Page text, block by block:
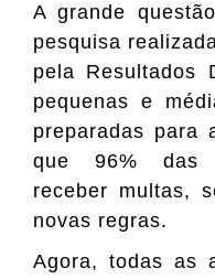
A grande
pesquisa
pela Resultados
pequenas e
preparadas para
que 96% das
receber multas,
novas regras.
Agora, todas as